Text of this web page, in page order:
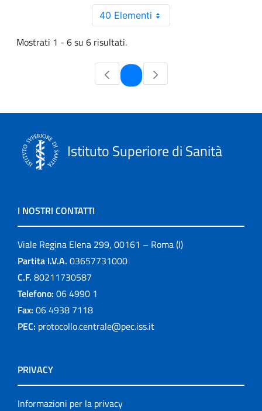
40 Elementi
Mostrati 1 - 6 su 6 risultati.
Pagina
Istituto Superiore di Sanità
I NOSTRI CONTATTI
Viale Regina Elena 299, 00161 – Roma (I)
Partita I.V.A. 03657731000
C.F. 80211730587
Telefono: 06 4990 1
Fax: 06 4938 7118
PEC: protocollo.centrale@pec.iss.it
PRIVACY
Informazioni per la privacy